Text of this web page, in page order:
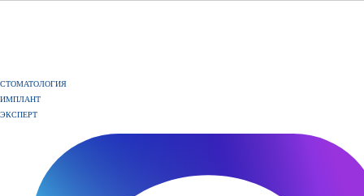
СТОМАТОЛОГИЯ
ИМПЛАНТ
ЭКСПЕРТ